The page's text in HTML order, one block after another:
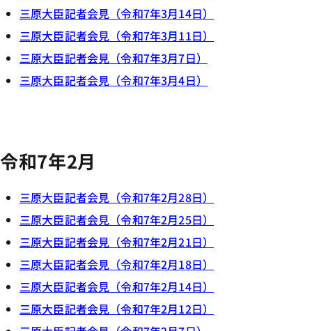
三原大臣記者会見（令和7年3月14日）
三原大臣記者会見（令和7年3月11日）
三原大臣記者会見（令和7年3月7日）
三原大臣記者会見（令和7年3月4日）
令和7年2月
三原大臣記者会見（令和7年2月28日）
三原大臣記者会見（令和7年2月25日）
三原大臣記者会見（令和7年2月21日）
三原大臣記者会見（令和7年2月18日）
三原大臣記者会見（令和7年2月14日）
三原大臣記者会見（令和7年2月12日）